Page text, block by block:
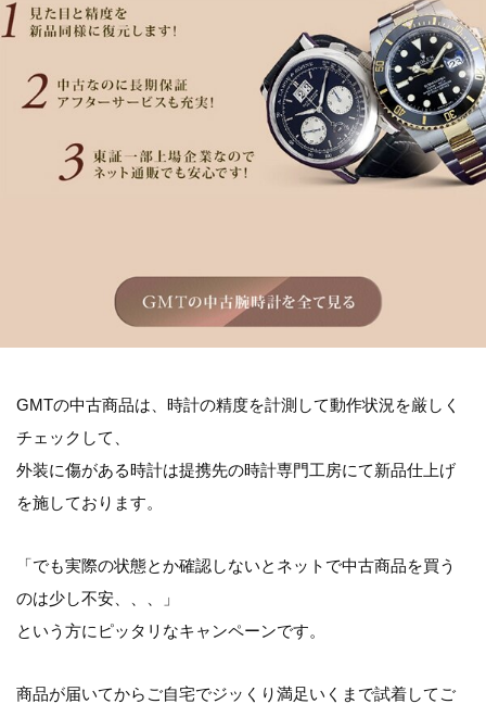
GMTの中古商品は、時計の精度を計測して動作状況を厳しく
チェックして、
外装に傷がある時計は提携先の時計専門工房にて新品仕上げ
を施しております。
「でも実際の状態とか確認しないとネットで中古商品を買う
のは少し不安、、、」
という方にピッタリなキャンペーンです。
商品が届いてからご自宅でジッくり満足いくまで試着してご